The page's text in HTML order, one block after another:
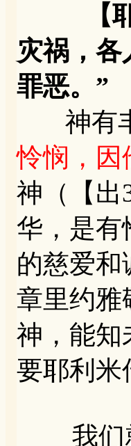
灾祸，
罪恶。”
神有丰
怜悯，因
神（【出
华，是
的慈爱和
章里约雅
神，能知
要耶利米
我们就